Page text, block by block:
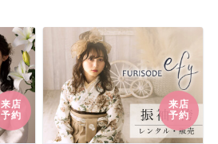
来店
予約
来店
予約